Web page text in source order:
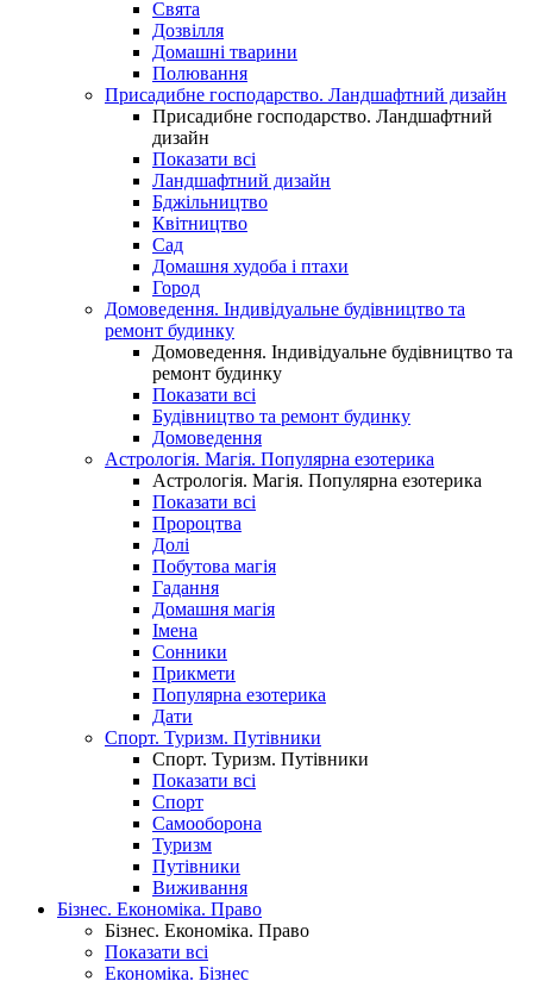
Свята
Дозвілля
Домашні тварини
Полювання
Присадибне господарство. Ландшафтний дизайн
Присадибне господарство. Ландшафтний
дизайн
Показати всі
Ландшафтний дизайн
Бджільництво
Квітництво
Сад
Домашня худоба і птахи
Город
Домоведення. Індивідуальне будівництво та
ремонт будинку
Домоведення. Індивідуальне будівництво та
ремонт будинку
Показати всі
Будівництво та ремонт будинку
Домоведення
Астрологія. Магія. Популярна езотерика
Астрологія. Магія. Популярна езотерика
Показати всі
Пророцтва
Долі
Побутова магія
Гадання
Домашня магія
Імена
Сонники
Прикмети
Популярна езотерика
Дати
Спорт. Туризм. Путівники
Спорт. Туризм. Путівники
Показати всі
Спорт
Самооборона
Туризм
Путівники
Виживання
Бізнес. Економіка. Право
Бізнес. Економіка. Право
Показати всі
Економіка. Бізнес